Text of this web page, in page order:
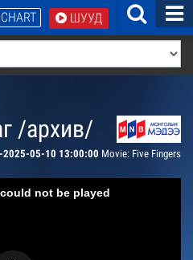
ШУУД
CHART
/архив/
05-10 13:00:00 Movie: Five Fingers
not be played